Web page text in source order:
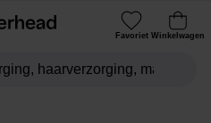
Favoriet Winkelwagen